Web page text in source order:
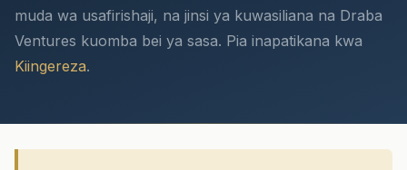
muda wa usafirishaji, na jinsi ya kuwasiliana na Draba
Ventures kuomba bei ya sasa. Pia inapatikana kwa
Kiingereza.